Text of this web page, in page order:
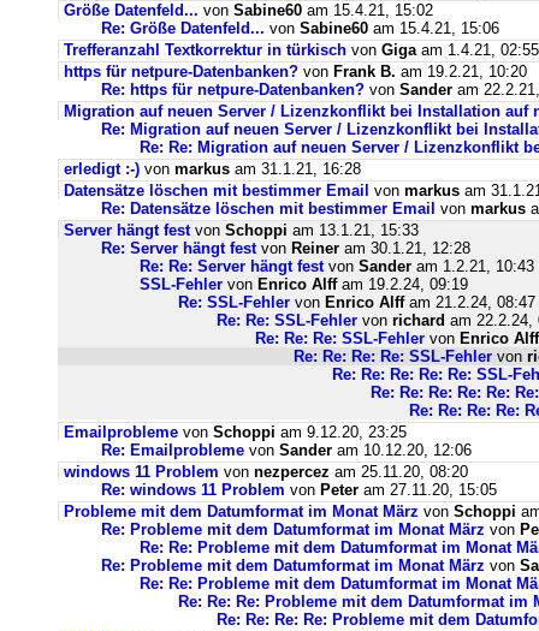
Größe Datenfeld... von Sabine60 am 15.4.21, 15:02
Re: Größe Datenfeld... von Sabine60 am 15.4.21, 15:06
Trefferanzahl Textkorrektur in türkisch von Gigaam 1.4.21, 02:55
https für netpure-Datenbanken? von Frank B. am 19.2.21, 10:20
Re: https für netpure-Datenbanken? von Sander am
Migration auf neuen Server / Lizenzkonflikt bei Installation auf
Re: Migration auf neuen Server / Lizenzkonflikt bei
Re: Re: Migration auf neuen Server / Lizenzkonflikt
erledigt :-) von markus am 31.1.21, 16:28
Datensätze löschen mit bestimmer Email von markus am
Re: Datensätze löschen mit bestimmer Email von markus
Server hängt festvon Schoppi am 13.1.21, 15:33
Re: Server hängt festvon Reiner am 30.1.21, 12:28
Re: Re: Server hängt festvon Sander am 1.2.21, 10:43
SSL-Fehler von Enrico Alffam 19.2.24, 09:19
Re: SSL-Fehler von Enrico Alffam 21.2.24, 08:47
Re: Re: SSL-Fehler von richard am 22.2.24,
Re: Re: Re: SSL-Fehler von Enrico Alff
Re: Re: Re: Re: SSL-Fehler von
Re: Re: Re: Re: Re: SSL-
Re: Re: Re: Re: Re:
Re: Re: Re: Re:
Emailprobleme von Schoppi am 9.12.20, 23:25
Re: Emailprobleme von Sander am 10.12.20, 12:06
windows 11 Problem von nezpercez am 25.11.20, 08:20
Re: windows 11 Problem von Peter am 27.11.20, 15:05
Probleme mit dem Datumformat im Monat März von Schoppi
Re: Probleme mit dem Datumformat im Monat März von
Re: Re: Probleme mit dem Datumformat im Monat
Re: Probleme mit dem Datumformat im Monat März von
Re: Re: Probleme mit dem Datumformat im Monat
Re: Re: Re: Probleme mit dem Datumformat im
Re: Re: Re: Re: Probleme mit dem